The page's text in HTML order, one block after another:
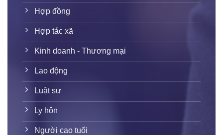
Hợp đồng
Hợp tác xã
Kinh doanh - Thương mại
Lao động
Luật sư
Ly hôn
Người cao tuổi